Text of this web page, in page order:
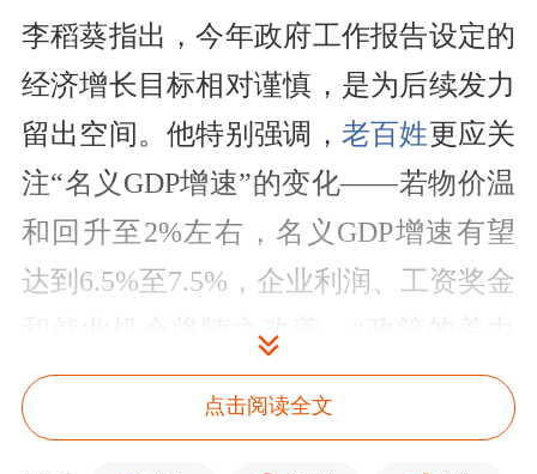
李稻葵指出，今年政府工作报告设定的
经济增长目标相对谨慎，是为后续发力
留出空间。他特别强调， 老百姓更应关
注“名义GDP增速”的变化——若物价温
和回升至2%左右，名义GDP增速有望
达到6.5%至7.5%，企业利润、工资奖金
和就业机会将随之改善。“政策的着力
点应从宏观数据转向微观感受，让老百
姓真正‘看得见、摸得着’收入增长。”
点击阅读全文